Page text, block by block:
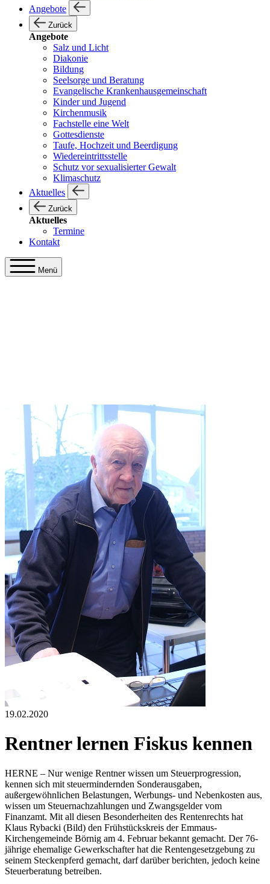
Angebote
Zurück
Angebote
Salz und Licht
Diakonie
Bildung
Seelsorge und Beratung
Evangelische Krankenhausgemeinschaft
Kinder und Jugend
Kirchenmusik
Fachstelle eine Welt
Gottesdienste
Taufe, Hochzeit und Beerdigung
Wiedereintrittsstelle
Schutz vor sexualisierter Gewalt
Klimaschutz
Aktuelles
Zurück
Aktuelles
Termine
Kontakt
Menü
19.02.2020
Rentner lernen Fiskus kennen
HERNE – Nur wenige Rentner wissen um Steuerprogression,
kennen sich mit steuermindernden Sonderausgaben,
außergewöhnlichen Belastungen, Werbungs- und Nebenkosten aus,
wissen um Steuernachzahlungen und Zwangsgelder vom
Finanzamt. Mit all diesen Besonderheiten des Rentenrechts hat
Klaus Rybacki (Bild) den Frühstückskreis der Emmaus-
Kirchengemeinde Börnig am 4. Februar bekannt gemacht. Der 76-
jährige ehemalige Gewerkschafter hat die Rentengesetzgebung zu
seinem Steckenpferd gemacht, darf darüber berichten, jedoch keine
Steuerberatung betreiben.